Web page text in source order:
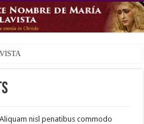
nisl penatibus commodo